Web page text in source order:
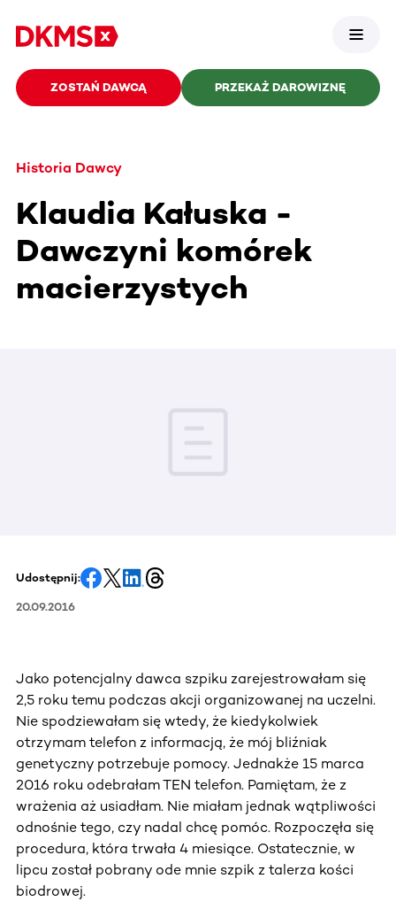
ZOSTAŃ DAWCĄ PRZEKAŻ DAROWIZNĘ
Historia Dawcy
Klaudia Kałuska -
Dawczyni komórek
macierzystych
Udostępnij:
20.09.2016
Jako potencjalny dawca szpiku zarejestrowałam się
2,5 roku temu podczas akcji organizowanej na uczelni.
Nie spodziewałam się wtedy, że kiedykolwiek
otrzymam telefon z informacją, że mój bliźniak
genetyczny potrzebuje pomocy. Jednakże 15 marca
2016 roku odebrałam TEN telefon. Pamiętam, że z
wrażenia aż usiadłam. Nie miałam jednak wątpliwości
odnośnie tego, czy nadal chcę pomóc. Rozpoczęła się
procedura, która trwała 4 miesiące. Ostatecznie, w
lipcu został pobrany ode mnie szpik z talerza kości
biodrowej.